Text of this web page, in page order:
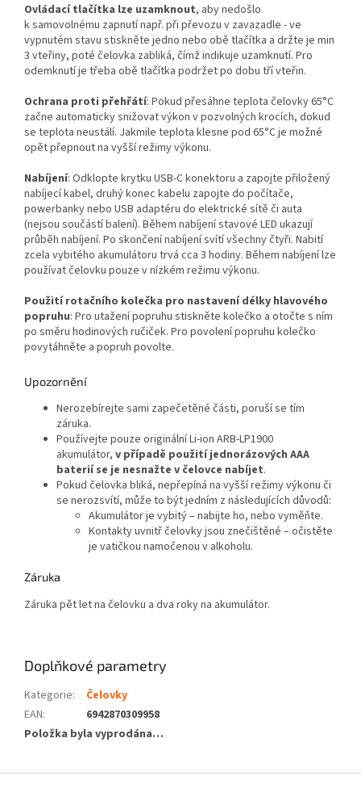
Ovládací tlačítka lze uzamknout, aby nedošlo
k samovolnému zapnutí např. při převozu v zavazadle - ve
vypnutém stavu stiskněte jedno nebo obě tlačítka a držte je min
3 vteřiny, poté čelovka zabliká, čímž indikuje uzamknutí. Pro
odemknutí je třeba obě tlačítka podržet po dobu tří vteřin.
Ochrana proti přehřátí: Pokud přesáhne teplota čelovky 65°C
začne automaticky snižovat výkon v pozvolných krocích, dokud
se teplota neustálí. Jakmile teplota klesne pod 65°C je možné
opět přepnout na vyšší režimy výkonu.
Nabíjení: Odklopte krytku USB-C konektoru a zapojte přiložený
nabíjecí kabel, druhý konec kabelu zapojte do počítače,
powerbanky nebo USB adaptéru do elektrické sítě či auta
(nejsou součástí balení). Během nabíjení stavové LED ukazují
průběh nabíjení. Po skončení nabíjení svítí všechny čtyři. Nabití
zcela vybitého akumulátoru trvá cca 3 hodiny. Během nabíjení lze
používat čelovku pouze v nízkém režimu výkonu.
Použití rotačního kolečka pro nastavení délky hlavového
popruhu: Pro utažení popruhu stiskněte kolečko a otočte s ním
po směru hodinových ručiček. Pro povolení popruhu kolečko
povytáhněte a popruh povolte.
Upozornění
Nerozebírejte sami zapečetěné části, poruší se tím
záruka.
Používejte pouze originální Li-ion ARB-LP1900
akumulátor, v případě použití jednorázových AAA
baterií se je nesnažte v čelovce nabíjet.
Pokud čelovka bliká, nepřepíná na vyšší režimy výkonu či
se nerozsvítí, může to být jedním z následujících důvodů:
Akumulátor je vybitý – nabijte ho, nebo vyměňte.
Kontakty uvnitř čelovky jsou znečištěné – očistěte
je vatičkou namočenou v alkoholu.
Záruka
Záruka pět let na čelovku a dva roky na akumulátor.
Doplňkové parametry
Kategorie:
Čelovky
EAN:
6942870309958
Položka byla vyprodána…